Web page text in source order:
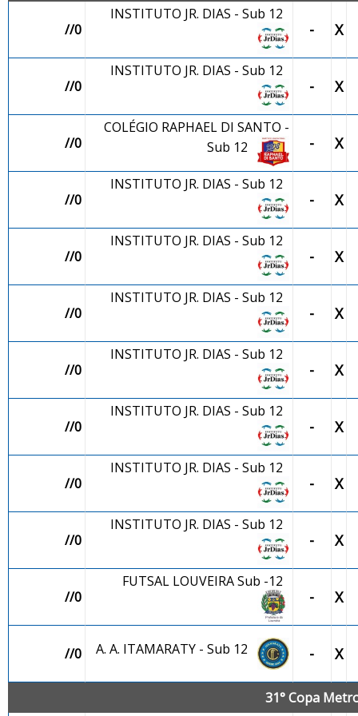
//0
INSTITUTO JR. DIAS - Sub 12
- X
//0
INSTITUTO JR. DIAS - Sub 12
- X
//0
COLÉGIO RAPHAEL DI SANTO -
Sub 12
- X
//0
INSTITUTO JR. DIAS - Sub 12
- X
//0
INSTITUTO JR. DIAS - Sub 12
- X
//0
INSTITUTO JR. DIAS - Sub 12
- X
//0
INSTITUTO JR. DIAS - Sub 12
- X
//0
INSTITUTO JR. DIAS - Sub 12
- X
//0
INSTITUTO JR. DIAS - Sub 12
- X
//0
INSTITUTO JR. DIAS - Sub 12
- X
//0
FUTSAL LOUVEIRA Sub -12
- X
//0 A. A. ITAMARATY - Sub 12 - X
31° Copa